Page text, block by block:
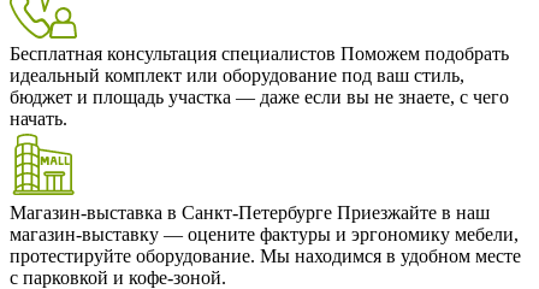
Бесплатная консультация специалистов Поможем подобрать
идеальный комплект или оборудование под ваш стиль,
бюджет и площадь участка — даже если вы не знаете, с чего
начать.
Магазин-выставка в Санкт-Петербурге Приезжайте в наш
магазин-выставку — оцените фактуры и эргономику мебели,
протестируйте оборудование. Мы находимся в удобном месте
с парковкой и кофе-зоной.